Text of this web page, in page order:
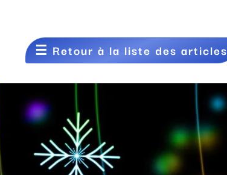
☰ Retour à la liste des articles